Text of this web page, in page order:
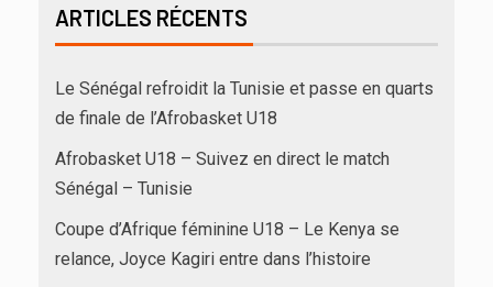
ARTICLES RÉCENTS
Le Sénégal refroidit la Tunisie et passe en quarts
de finale de l’Afrobasket U18
Afrobasket U18 – Suivez en direct le match
Sénégal – Tunisie
Coupe d’Afrique féminine U18 – Le Kenya se
relance, Joyce Kagiri entre dans l’histoire